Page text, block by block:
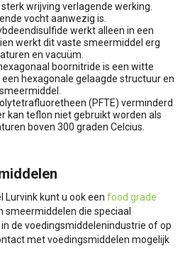
wrijving verlagende werking.
vocht aanwezig is.
werkt alleen in een
werkt dit vaste smeermiddel erg
en vacuüm.
boornitride is een witte
hexagonale gelaagde structuur en
(PFTE) verminderd
kan teflon niet gebruikt worden als
boven 300 graden Celcius.
Lurvink kunt u ook een food grade
smeermiddelen die speciaal
de voedingsmiddelenindustrie of op
met voedingsmiddelen mogelijk